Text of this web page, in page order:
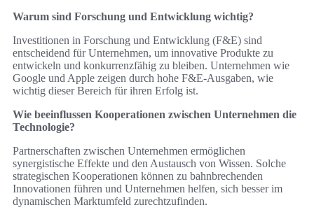
Warum sind Forschung und Entwicklung wichtig?
Investitionen in Forschung und Entwicklung (F&E) sind
entscheidend für Unternehmen, um innovative Produkte zu
entwickeln und konkurrenzfähig zu bleiben. Unternehmen wie
Google und Apple zeigen durch hohe F&E-Ausgaben, wie
wichtig dieser Bereich für ihren Erfolg ist.
Wie beeinflussen Kooperationen zwischen Unternehmen die
Technologie?
Partnerschaften zwischen Unternehmen ermöglichen
synergistische Effekte und den Austausch von Wissen. Solche
strategischen Kooperationen können zu bahnbrechenden
Innovationen führen und Unternehmen helfen, sich besser im
dynamischen Marktumfeld zurechtzufinden.